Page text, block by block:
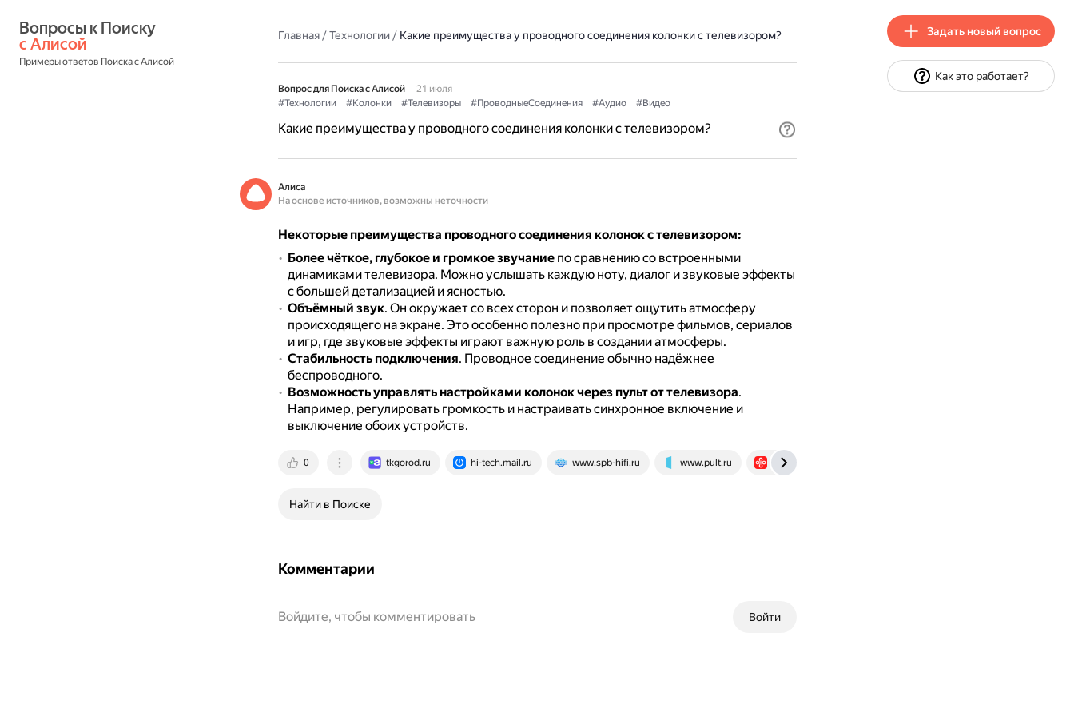
с Алисой
Примеры ответов Поиска с Алисой
Главная/Технологии/ Какие преимущества у проводного соединения колонки с телевизором?
Вопрос для Поиска с Алисой
21 июля
#Технологии
#Колонки #Телевизоры #ПроводныеСоединения #Аудио #Видео
Какие преимущества у проводного соединения колонки с телевизором?
Алиса
На основе источников, возможны неточности
Некоторые преимущества проводного соединения колонок с телевизором:
Более чёткое, глубокое и громкое звучаниепо сравнению со встроенными
динамиками телевизора. Можно услышать каждую ноту, диалог и звуковые эффекты
с большей детализацией и ясностью.
Объёмный звук. Он окружает со всех сторон и позволяет ощутить атмосферу
происходящего на экране. Это особенно полезно при просмотре фильмов, сериалов
и игр, где звуковые эффекты играют важную роль в создании атмосферы.
Стабильность подключения. Проводное соединение обычно надёжнее
беспроводного.
Возможность управлять настройками колонок через пульт от телевизора.
Например, регулировать громкость и настраивать синхронное включение и
выключение обоих устройств.
0 tkgorod.ru hi-tech.mail.ru www.spb-hifi.ru www.pult.ru vgtimes.ru
Найти в Поиске
Комментарии
Войти
Войдите, чтобы комментировать
Задать новый вопрос
Как это работает?